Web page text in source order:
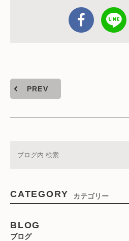
PREV
CATEGORY カテゴリー
BLOG
ブログ